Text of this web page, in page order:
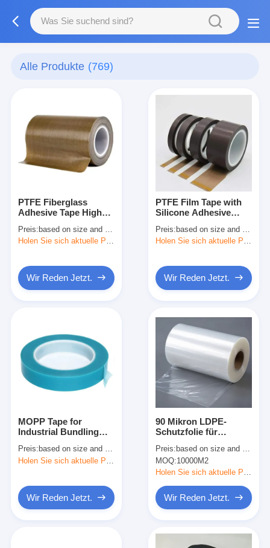
Alle Produkte (769)
PTFE Fiberglass
Adhesive Tape High
Coated Fiberglass
Tape
Preis: based on size and quantity
Holen Sie sich aktuelle Preis
Wir Reden Jetzt.
PTFE Film Tape with
Silicone Adhesive
Release Tape
Preis: based on size and quantity
Holen Sie sich aktuelle Preis
Wir Reden Jetzt.
MOPP Tape for
Industrial Bundling
Fixing
Preis: based on size and quantity
Wir Reden Jetzt.
90 Mikron LDPE-
Schutzfolie für
Acrylkleber
Preis: based on size and quantity
MOQ:10000M2
Wir Reden Jetzt.